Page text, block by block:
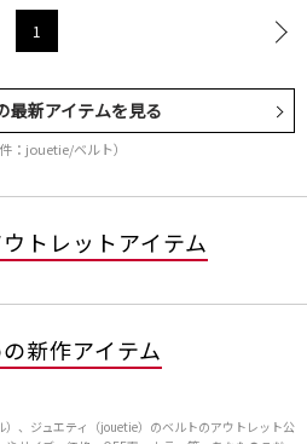
1
最新アイテムを見る
件：jouetie/ベルト）
トレットアイテム
新作アイテム
）、ジュエティ（jouetie）のベルトのアウトレット公